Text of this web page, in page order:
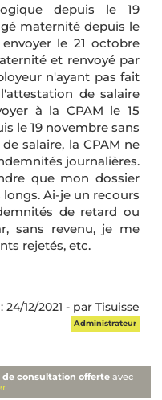
depuis le 19
maternité depuis le
le 21 octobre
et renvoyé par
n'ayant pas fait
de salaire
à la CPAM le 15
le 19 novembre sans
salaire, la CPAM ne
journalières.
que mon dossier
Ai-je un recours
de retard ou
sans revenu, je me
rejetés, etc.
12/2021 - par Tisuisse
Administrateur
de consultation offerte avec